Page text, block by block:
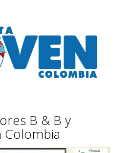
B & B y
Colombia